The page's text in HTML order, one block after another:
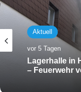
Aktuell
vor 5 Tagen
Lagerhalle in
– Feuerwehr